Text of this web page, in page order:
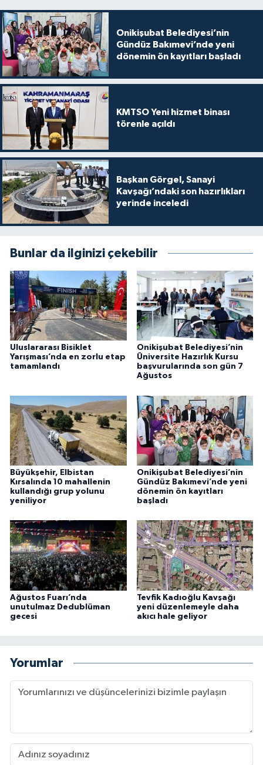
Onikişubat Belediyesi’nin
Gündüz Bakımevi’nde yeni
dönemin ön kayıtları başladı
KMTSO Yeni hizmet binası
törenle açıldı
Başkan Görgel, Sanayi
Kavşağı’ndaki son hazırlıkları
yerinde inceledi
Bunlar da ilginizi çekebilir
Uluslararası Bisiklet
Yarışması’nda en zorlu etap
tamamlandı
Onikişubat Belediyesi’nin
Üniversite Hazırlık Kursu
başvurularında son gün 7
Ağustos
Büyükşehir, Elbistan
Kırsalında 10 mahallenin
kullandığı grup yolunu
yeniliyor
Onikişubat Belediyesi’nin
Gündüz Bakımevi’nde yeni
dönemin ön kayıtları
başladı
Ağustos Fuarı’nda
unutulmaz Dedublüman
gecesi
Tevfik Kadıoğlu Kavşağı
yeni düzenlemeyle daha
akıcı hale geliyor
Yorumlar